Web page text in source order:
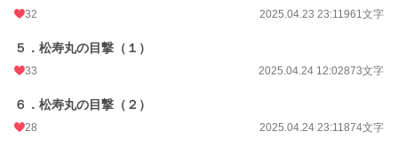
32 2025.04.23 23:11961文字
５．松寿丸の目撃（１）
33 2025.04.24 12:02873文字
６．松寿丸の目撃（２）
28 2025.04.24 23:11874文字